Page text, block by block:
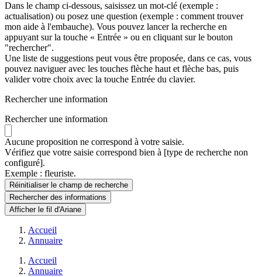
Dans le champ ci-dessous, saisissez un mot-clé (exemple :
actualisation) ou posez une question (exemple : comment trouver
mon aide à l'embauche). Vous pouvez lancer la recherche en
appuyant sur la touche « Entrée » ou en cliquant sur le bouton
"rechercher".
Une liste de suggestions peut vous être proposée, dans ce cas, vous
pouvez naviguer avec les touches flèche haut et flèche bas, puis
valider votre choix avec la touche Entrée du clavier.
Rechercher une information
Rechercher une information
Aucune proposition ne correspond à votre saisie.
Vérifiez que votre saisie correspond bien à [type de recherche non
configuré].
Exemple : fleuriste.
Réinitialiser le champ de recherche
Rechercherdes informations
Afficher le fil d'Ariane
Accueil
Annuaire
Accueil
Annuaire